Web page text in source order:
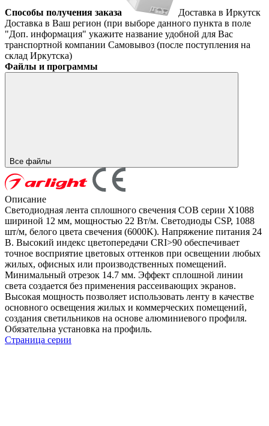
Способы получения заказа
Доставка в Иркутск
Доставка в Ваш регион (при выборе данного пункта в поле
"Доп. информация" укажите название удобной для Вас
транспортной компании Самовывоз (после поступления на
склад Иркутска)
Файлы и программы
Все файлы
Описание
Светодиодная лента сплошного свечения COB серии X1088
шириной 12 мм, мощностью 22 Вт/м. Светодиоды CSP, 1088
шт/м, белого цвета свечения (6000K). Напряжение питания 24
В. Высокий индекс цветопередачи CRI>90 обеспечивает
точное восприятие цветовых оттенков при освещении любых
жилых, офисных или производственных помещений.
Минимальный отрезок 14.7 мм. Эффект сплошной линии
света создается без применения рассеивающих экранов.
Высокая мощность позволяет использовать ленту в качестве
основного освещения жилых и коммерческих помещений,
создания светильников на основе алюминиевого профиля.
Обязательна установка на профиль.
Страница серии